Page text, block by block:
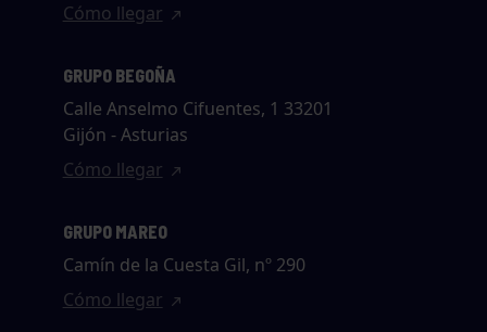
Cómo llegar
GRUPO BEGOÑA
Calle Anselmo Cifuentes, 1 33201
Gijón - Asturias
Cómo llegar
GRUPO MAREO
Camín de la Cuesta Gil, nº 290
Cómo llegar